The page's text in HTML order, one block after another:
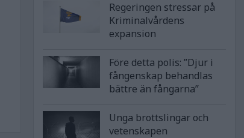
Regeringen stressar på
Kriminalvårdens
expansion
Före detta polis: ”Djur i
fångenskap behandlas
bättre än fångarna”
Unga brottslingar och
vetenskapen